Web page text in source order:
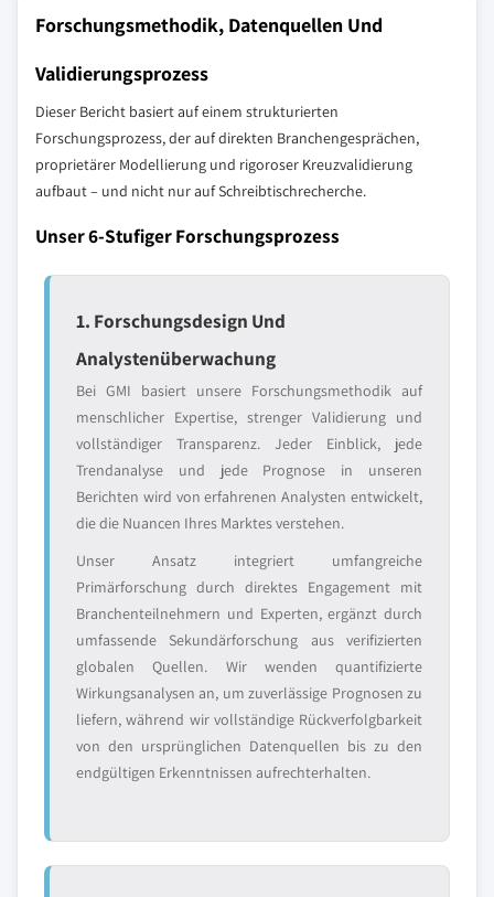
Forschungsmethodik, Datenquellen Und
Validierungsprozess
Dieser Bericht basiert auf einem strukturierten
Forschungsprozess, der auf direkten Branchengesprächen,
proprietärer Modellierung und rigoroser Kreuzvalidierung
aufbaut – und nicht nur auf Schreibtischrecherche.
Unser 6-Stufiger Forschungsprozess
1. Forschungsdesign Und
Analystenüberwachung
Bei GMI basiert unsere Forschungsmethodik auf
menschlicher Expertise, strenger Validierung und
vollständiger Transparenz. Jeder Einblick, jede
Trendanalyse und jede Prognose in unseren
Berichten wird von erfahrenen Analysten entwickelt,
die die Nuancen Ihres Marktes verstehen.
Unser Ansatz integriert umfangreiche
Primärforschung durch direktes Engagement mit
Branchenteilnehmern und Experten, ergänzt durch
umfassende Sekundärforschung aus verifizierten
globalen Quellen. Wir wenden quantifizierte
Wirkungsanalysen an, um zuverlässige Prognosen zu
liefern, während wir vollständige Rückverfolgbarkeit
von den ursprünglichen Datenquellen bis zu den
endgültigen Erkenntnissen aufrechterhalten.